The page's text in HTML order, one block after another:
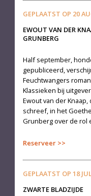
GEPLAATST OP 20
EWOUT VAN DER
GRUNBERG
Half september,
gepubliceerd,
Feuchtwangers roman
Klassieken bij
Ewout van der
schreef, in het
Grunberg over de rol
Reserveer
GEPLAATST OP 18
ZWARTE BLADZIJDE